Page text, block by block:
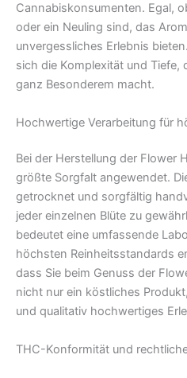
Cannabiskonsumenten. Egal,
oder ein Neuling sind, das
unvergessliches Erlebnis
sich die Komplexität und Tiefe,
ganz Besonderem macht.
Hochwertige Verarbeitung für
Bei der Herstellung der Flower
größte Sorgfalt angewendet.
getrocknet und sorgfältig
jeder einzelnen Blüte zu
bedeutet eine umfassende
höchsten Reinheitsstandards
dass Sie beim Genuss der
nicht nur ein köstliches
und qualitativ hochwertiges
THC-Konformität und